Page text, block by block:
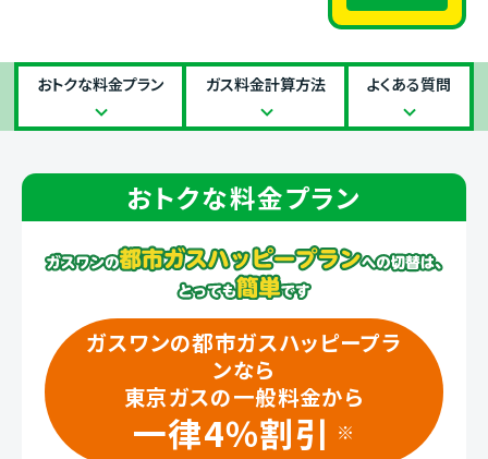
おトクな料金プラン ガス料金計算方法 よくある質問
おトクな料金プラン
ガスワンの都市ガスハッピープラ
ンなら
東京ガスの一般料金から
一律4％割引 ※